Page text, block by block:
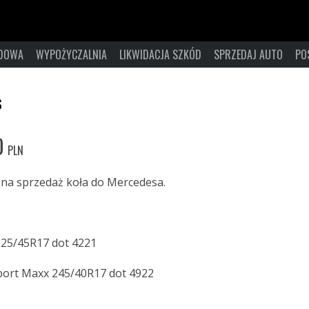
WYPOŻYCZALNIA LIKWIDACJA SZKÓD SPRZEDAJ AUTO
PLN
sprzedaż koła do Mercedesa.
45R17 dot 4221
Maxx 245/40R17 dot 4922